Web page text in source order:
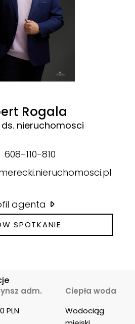
Rogala
nieruchomosci
608-110-810
agenta
SPOTKANIE
adm.
PLN
Ciepła woda
Wodociąg